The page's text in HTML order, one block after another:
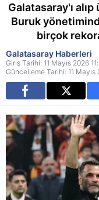
Galatasaray'ı
Buruk
birçok
Galatasaray Haberleri
Giriş Tarihi: 11 Mayıs 2026
Güncelleme Tarihi: 11 Mayıs